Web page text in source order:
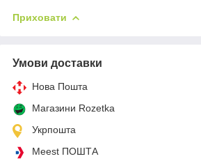
Приховати
Умови доставки
Нова Пошта
Магазини Rozetka
Укрпошта
Meest ПОШТА